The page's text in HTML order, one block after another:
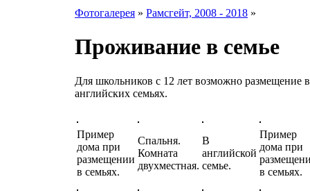
Фотогалерея » Рамсгейт, 2008 - 2018 »
Проживание в семье
Для школьников с 12 лет возможно размещение в
английских семьях.
Пример
дома при
размещении
в семьях.
Спальня.
Комната
двухместная.
В
английской
семье.
Пример
дома при
в семьях.